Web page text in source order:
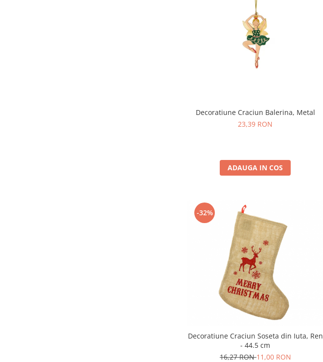
Decoratiune Craciun Balerina, Metal
23,39 RON
ADAUGA IN COS
-32%
Decoratiune Craciun Soseta din Iuta, Ren
- 44.5 cm
16,27 RON11,00 RON